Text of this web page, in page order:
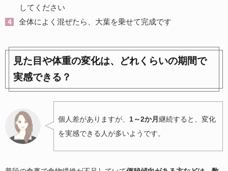
してください
全体によく混ぜたら、大葉を乗せて完成です
見た目や体重の変化は、どれくらいの期間で
実感できる？
個人差がありますが、 1～2か月 継続すると、変化
を実感できる人が多いようです。